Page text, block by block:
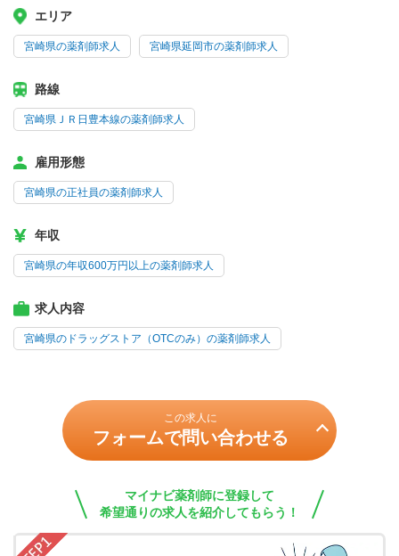
エリア
宮崎県の薬剤師求人 宮崎県延岡市の薬剤師求人
路線
宮崎県ＪＲ日豊本線の薬剤師求人
雇用形態
宮崎県の正社員の薬剤師求人
年収
宮崎県の年収600万円以上の薬剤師求人
求人内容
宮崎県のドラッグストア（OTCのみ）の薬剤師求人
この求人に
フォームで問い合わせる
マイナビ薬剤師に登録して
希望通りの求人を紹介してもらう！